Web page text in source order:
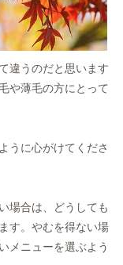
違うのだと思います
や薄毛の方にとって
うに心がけてくださ
場合は、どうしても
す。やむを得ない場
メニューを選ぶよう